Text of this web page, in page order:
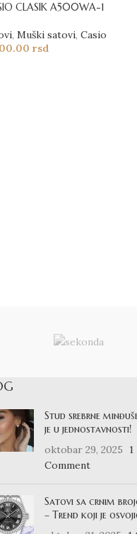
CLASIK A500WA-1
, Muški satovi, Casio
rsd
Stud srebrne
je u jednostavnosti!
oktobar 29, 2025
1
Comment
Satovi sa crnim
– Trend koji je